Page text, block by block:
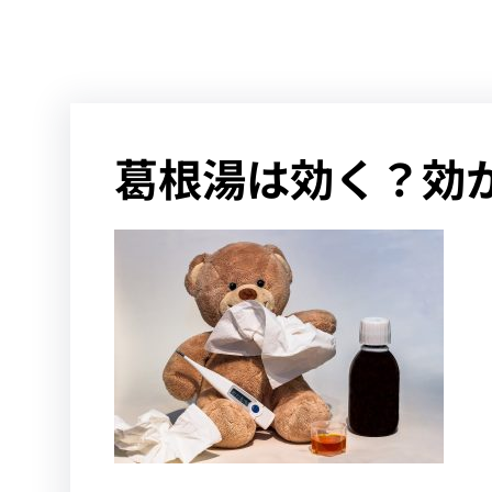
葛根湯は効く？効